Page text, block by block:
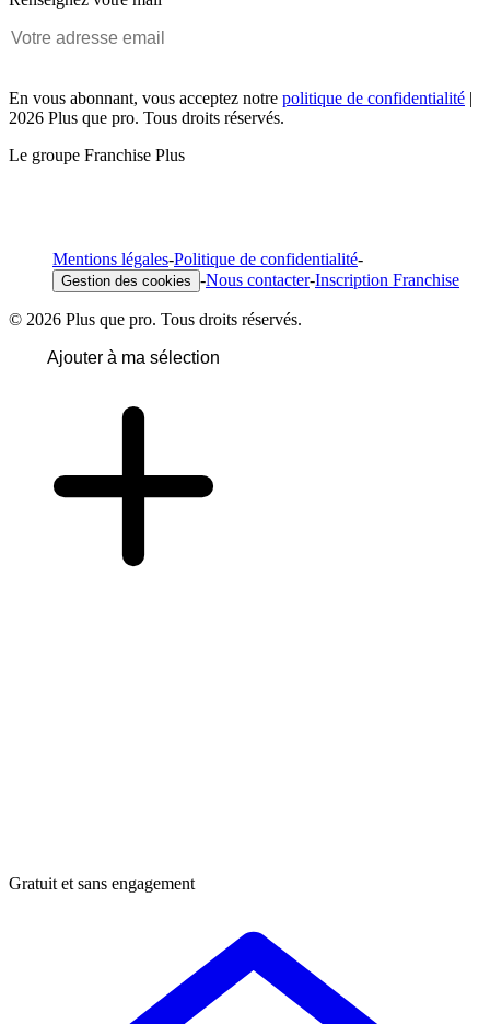
En vous abonnant, vous acceptez notre politique de confidentialité |
2026 Plus que pro. Tous droits réservés.
Le groupe Franchise Plus
Mentions légales-Politique de confidentialité-
Gestion des cookies -Nous contacter-Inscription Franchise
© 2026 Plus que pro. Tous droits réservés.
Ajouter à ma sélection
Gratuit et sans engagement